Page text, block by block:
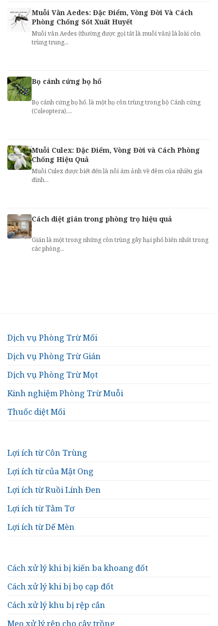
Muỗi Vằn Aedes: Đặc Điểm, Vòng Đời Và Cách
Phòng Chống Sốt Xuất Huyết
Muỗi vằn Aedes (thường được gọi tắt là muỗi vằn) là loài côn
trùng trung...
Bọ cánh cứng bọ hổ
Bọ cánh cứng bọ hổ, là một họ côn trùng trong bộ Cánh cứng
(Coleoptera)....
Muỗi Culex: Đặc Điểm, Vòng Đời và Cách Phòng
Chống Hiệu Quả
Muỗi Culex được biết đến là nỗi ám ảnh về đêm của nhiều gia
đình...
Cách diệt gián trong phòng trọ hiệu quả
Gián là một trong những côn trùng gây hại phổ biến nhất trong
các phòng...
Dịch vụ Phòng Trừ Mối
Dịch vụ Phòng Trừ Gián
Dịch vụ Phòng Trừ Mọt
Kinh nghiệm Phòng Trừ Muỗi
Thuốc diệt Mối
Lợi ích từ Côn Trùng
Lợi ích từ của Mật Ong
Lợi ích từ Ruồi Lính Đen
Lợi ích từ Tằm Tơ
Lợi ích từ Dế Mèn
Cách xử lý khi bị kiến ba khoang đốt
Cách xử lý khi bị bọ cạp đốt
Cách xử lý khu bị rệp cắn
Mẹo xử lý rệp cho cây trồng